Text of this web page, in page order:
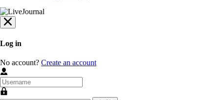
Log in
No account? Create an account